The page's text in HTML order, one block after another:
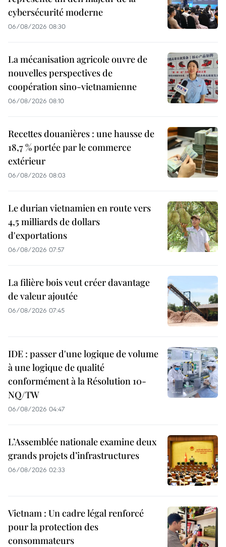
cybersécurité moderne
06/08/2026 08:30
La mécanisation agricole ouvre de
nouvelles perspectives de
coopération sino-vietnamienne
06/08/2026 08:10
Recettes douanières : une hausse de
18,7 % portée par le commerce
extérieur
06/08/2026 08:03
Le durian vietnamien en route vers
4,5 milliards de dollars
d'exportations
06/08/2026 07:57
La filière bois veut créer davantage
de valeur ajoutée
06/08/2026 07:45
IDE : passer d'une logique de volume
à une logique de qualité
conformément à la Résolution 10-
NQ/TW
06/08/2026 04:47
L’Assemblée nationale examine deux
grands projets d’infrastructures
06/08/2026 02:33
Vietnam : Un cadre légal renforcé
pour la protection des
consommateurs